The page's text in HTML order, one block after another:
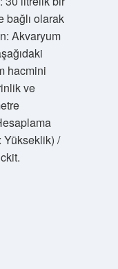
bağlı olarak
Akvaryum
hacmini
ve
/